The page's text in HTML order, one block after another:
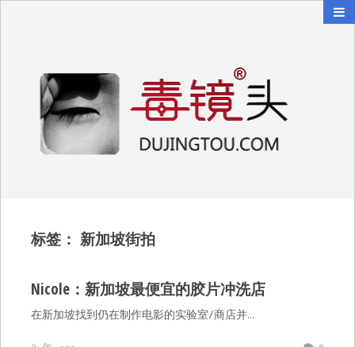
标签： 新加坡街拍
Nicole：新加坡最便宜的胶片冲洗店
在新加坡找到仍在制作电影的实验室/商店并…